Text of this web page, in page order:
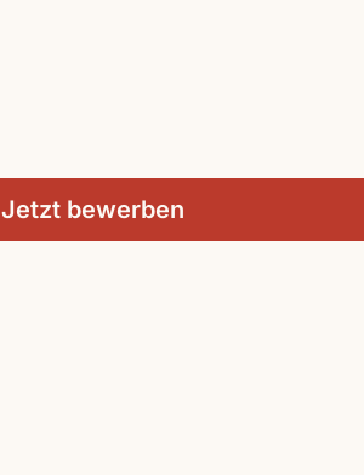
Jetzt bewerben